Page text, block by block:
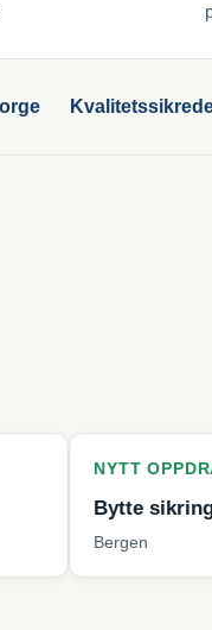
NYTT OPPDRAG
Bytte sikringsskap